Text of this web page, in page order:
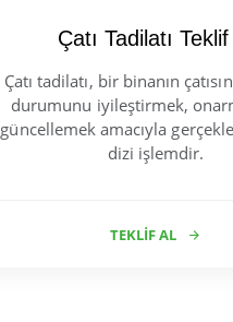
Çatı Tadilatı Teklif
Çatı tadilatı, bir binanın
durumunu iyileştirmek,
güncellemek amacıyla
dizi işlemdir.
TEKLIF AL